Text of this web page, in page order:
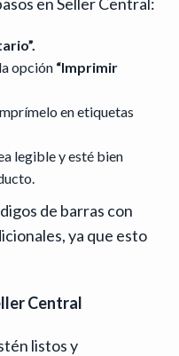
opción “Imprimir
en etiquetas
legible y esté bien
de barras con
ya que esto
Central
listos y